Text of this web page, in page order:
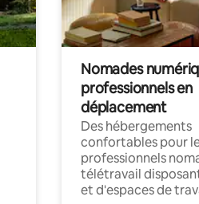
Nomades
professionnels en
déplacement
Des hébergements
confortables pour
professionnels
télétravail
et d'espaces de